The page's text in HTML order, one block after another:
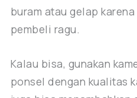
buram atau gelap
pembeli ragu.
Kalau bisa, gunakan
ponsel dengan kualitas